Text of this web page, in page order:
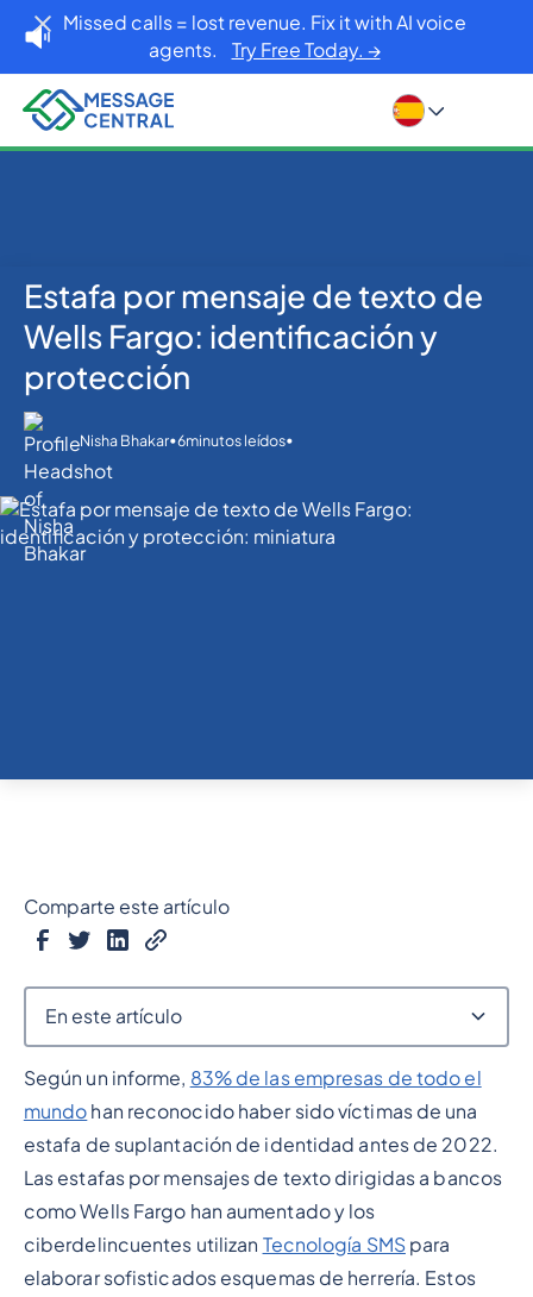
Missed calls = lost revenue. Fix it with AI voice
agents. Try Free Today. →
Inicio Blog
Others
Estafa por mensaje de texto de Wells Fargo:
identificación y protección
Estafa por mensaje de texto de
Wells Fargo: identificación y
protección
Nisha Bhakar•6minutos leídos•
Según un informe, 83% de las empresas de todo el
mundo han reconocido haber sido víctimas de una
estafa de suplantación de identidad antes de 2022.
Las estafas por mensajes de texto dirigidas a bancos
como Wells Fargo han aumentado y los
ciberdelincuentes utilizan Tecnología SMSpara
elaborar sofisticados esquemas de herrería. Estos
Comparte este artículo
En este artículo
Epígrafe 2